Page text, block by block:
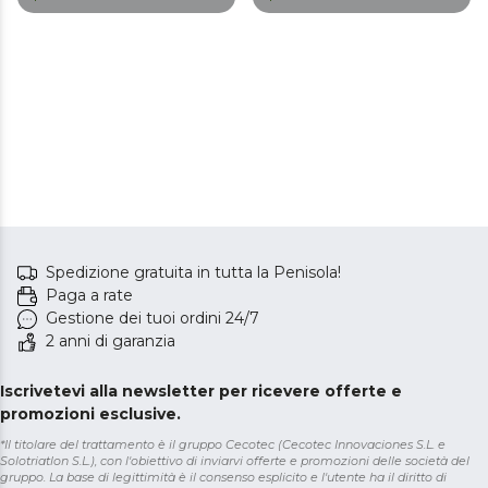
Dresscode 10800
Spedizione gratuita in tutta la Penisola!
Paga a rate
Gestione dei tuoi ordini 24/7
2 anni di garanzia
Iscrivetevi alla newsletter per ricevere offerte e
promozioni esclusive.
*Il titolare del trattamento è il gruppo Cecotec (Cecotec Innovaciones S.L. e
Solotriatlon S.L.), con l'obiettivo di inviarvi offerte e promozioni delle società del
gruppo. La base di legittimità è il consenso esplicito e l'utente ha il diritto di